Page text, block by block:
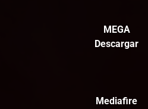
MEGA
Descargar
Mediafire